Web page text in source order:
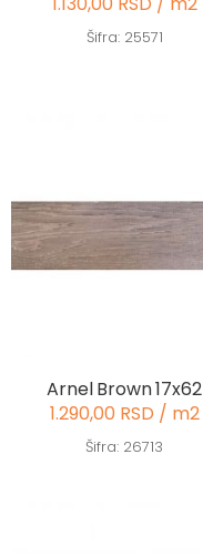
Šifra: 25571
Arnel Brown 17x62
1.290,00 RSD / m2
Šifra: 26713